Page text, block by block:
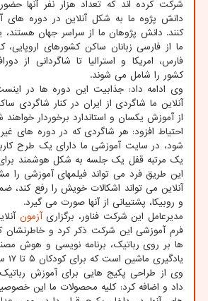
دانش پژوه ما به شکل آنلاین در دوره
کنند. دانش پژوهان ما از سراسر جهان هستند،
ما از فارسی زبانان ساکن کشورهای
فارس، امریکا و استرالیا تا شاگردانی از
کشور را شامل می شوند.
وی ادامه داد: جذابیت این دوره ها در
آنلاین ما شاگردی از ایران در کنار شاگردی
از آموزش یکسان و استاندارد برخوردار خواهند
احتیاط افزود: هر شاگردی که در دوره های
شود، در سایت آموزشی ما دارای یک طرح
یک مرتبه قفل یک جلسه به شکل هوشمند برای
این طریق فرد می تواند فیلمهای آموزشی را
آنلاین می تواند اشکالات خویش را رفع کند،
و روبیکا، پشتیبانی از آنها صورت می گیرد.
مدیرعامل این شرکت فناور، برگزاریآزمون
فرم آموزشی این شرکت ذکر کرد و خاطرنشان
ها بر روی رباتیک، برنامه نویسی و هوش
یادگیری ماشین است که برای کودکان ۵ تا ۱۷ سال عرضه می شود.
وی از طراحی پکیج هایی برای آموزش
داد و اضافه کرد: کلیه محصولات ما این